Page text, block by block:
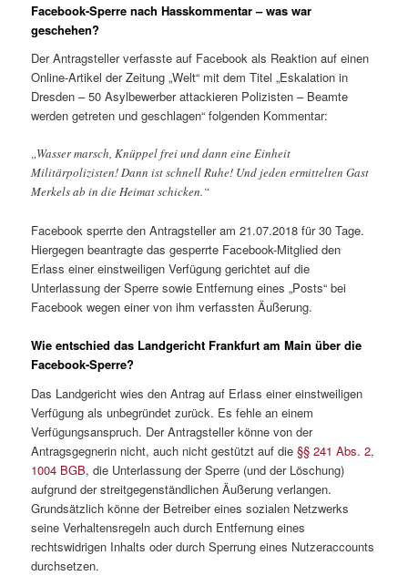
Facebook-Sperre nach Hasskommentar – was war
geschehen?
Der Antragsteller verfasste auf Facebook als Reaktion auf einen
Online-Artikel der Zeitung „Welt“ mit dem Titel „Eskalation in
Dresden – 50 Asylbewerber attackieren Polizisten – Beamte
werden getreten und geschlagen“ folgenden Kommentar:
„Wasser marsch, Knüppel frei und dann eine Einheit
Militärpolizisten! Dann ist schnell Ruhe! Und jeden ermittelten Gast
Merkels ab in die Heimat schicken.“
Facebook sperrte den Antragsteller am 21.07.2018 für 30 Tage.
Hiergegen beantragte das gesperrte Facebook-Mitglied den
Erlass einer einstweiligen Verfügung gerichtet auf die
Unterlassung der Sperre sowie Entfernung eines „Posts“ bei
Facebook wegen einer von ihm verfassten Äußerung.
Wie entschied das Landgericht Frankfurt am Main über die
Facebook-Sperre?
Das Landgericht wies den Antrag auf Erlass einer einstweiligen
Verfügung als unbegründet zurück. Es fehle an einem
Verfügungsanspruch. Der Antragsteller könne von der
Antragsgegnerin nicht, auch nicht gestützt auf die§§ 241 Abs. 2,
1004 BGB, die Unterlassung der Sperre (und der Löschung)
aufgrund der streitgegenständlichen Äußerung verlangen.
Grundsätzlich könne der Betreiber eines sozialen Netzwerks
seine Verhaltensregeln auch durch Entfernung eines
rechtswidrigen Inhalts oder durch Sperrung eines Nutzeraccounts
durchsetzen.